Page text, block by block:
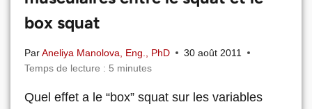
box squat
ParAneliya Manolova, Eng., PhD
30 août 2011
Temps de lecture : 5 minutes
Quel effet a le “box” squat sur les variables